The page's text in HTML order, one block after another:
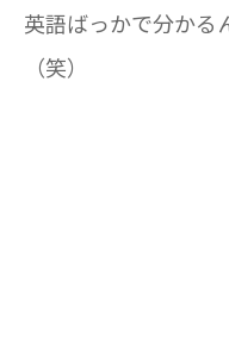
英語ばっかで分かる
（笑）